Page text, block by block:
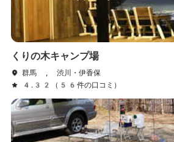
くりの木キャンプ場
群馬 , 渋川・伊香保
4.32（56件の口コミ）